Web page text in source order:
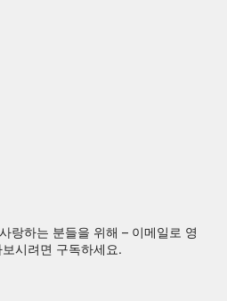
랑하는 분들을 위해 – 이메일로 영
시려면 구독하세요.